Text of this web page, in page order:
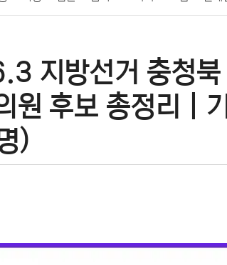
정치 건강 의료 의학 경제 마케팅
지방선거 충청북
원 후보 총정리｜
)